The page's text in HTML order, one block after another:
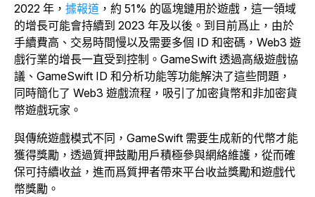
2022 年， 據報道 ，約 51% 的區塊鏈用於遊戲，這一領域
的增長可能會持續到 2023 年及以後。到目前爲止，由於
手續費高、交易時間慢以及需要多個 ID 和密碼，Web3 遊
戲行業的增長一直受到控制。GameSwift 透過高級遊戲協
議、GameSwift ID 和分析功能等功能解決了這些問題，
同時簡化了 Web3 遊戲流程，吸引了加密貨幣和非加密貨
幣遊戲玩家。
與傳統遊戲模式不同，GameSwift 需要生成新的代幣才能
獲得獎勵，透過質押鼓勵用戶積極參與網絡維護，從而確
保可持續收益，進而爲質押者帶來平台收益獎勵和遊戲代
幣獎勵。